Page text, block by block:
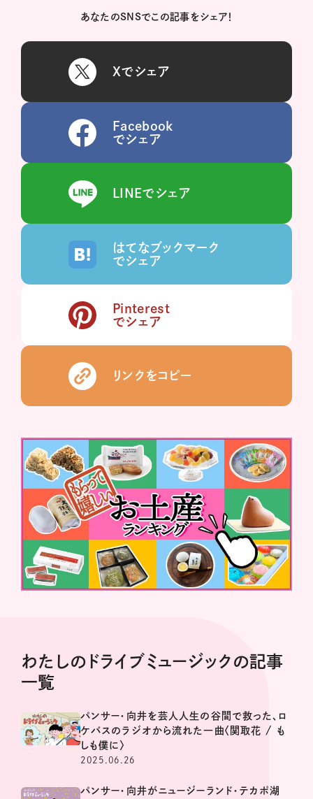
あなたのSNSでこの記事をシェア！
Xでシェア
Facebook
でシェア
LINEでシェア
はてなブックマーク
でシェア
Pinterest
でシェア
リンクをコピー
わたしのドライブミュージックの記事
一覧
パンサー・向井を芸人人生の谷間で救った、ロ
ケバスのラジオから流れた一曲〈関取花 / も
しも僕に〉
2025.06.26
パンサー・向井がニュージーランド・テカポ湖